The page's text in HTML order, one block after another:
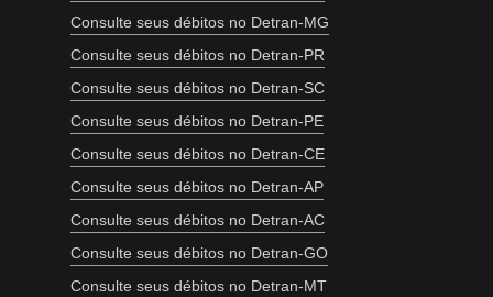
Consulte seus débitos no Detran-MG
Consulte seus débitos no Detran-PR
Consulte seus débitos no Detran-SC
Consulte seus débitos no Detran-PE
Consulte seus débitos no Detran-CE
Consulte seus débitos no Detran-AP
Consulte seus débitos no Detran-AC
Consulte seus débitos no Detran-GO
Consulte seus débitos no Detran-MT